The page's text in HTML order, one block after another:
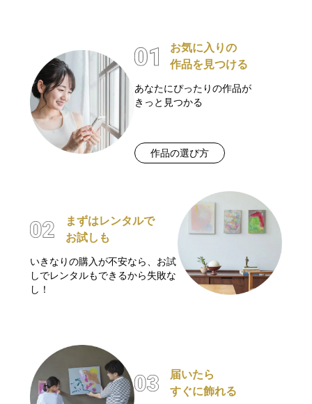
お気に入りの
作品を見つける
あなたにぴったりの作品が
きっと見つかる
作品の選び方
まずはレンタルで
お試しも
いきなりの購入が不安なら、お試
しでレンタルもできるから失敗な
し！
届いたら
すぐに飾れる